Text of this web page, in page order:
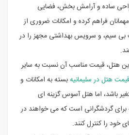
ساده و آرامش بخش، فضایی
فراهم کرده و امکانات ضروری از
بی سیم، و سرویس بهداشتی مجهز را در
هتل، قیمت مناسب آن نسبت به سایر
قیمت هتل در سلیمانیهبسته به امکانات و
باشد، اما هتل آسوس گزینه ای
گردشگرانی است که می خواهند در
خود را کنترل کنند.